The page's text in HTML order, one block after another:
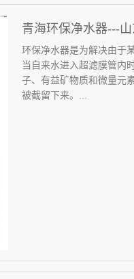
青海环保净水器---
环保净水器是为解决由于
当自来水进入超滤膜管内
子、有益矿物质和微量元
被截留下来。...